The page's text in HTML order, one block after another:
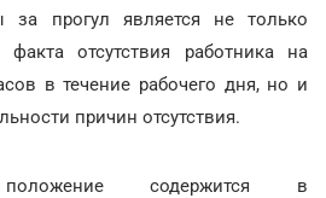
за прогул является не только
факта отсутствия работника на
в течение рабочего дня, но и
причин отсутствия.
положение содержится в